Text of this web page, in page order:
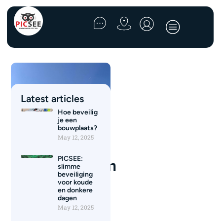
Hoe passen
Picsee
cameramasten
zich aan in
diverse
omgevingen?
Latest articles
Hoe beveilig
je een
bouwplaats?
May 12, 2025
PICSEE:
slimme
beveiliging
voor koude
en donkere
dagen
May 12, 2025